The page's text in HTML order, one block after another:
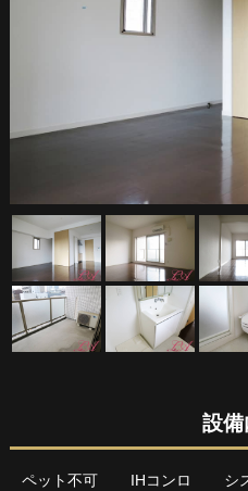
設
ペット不可 IHコンロ シ